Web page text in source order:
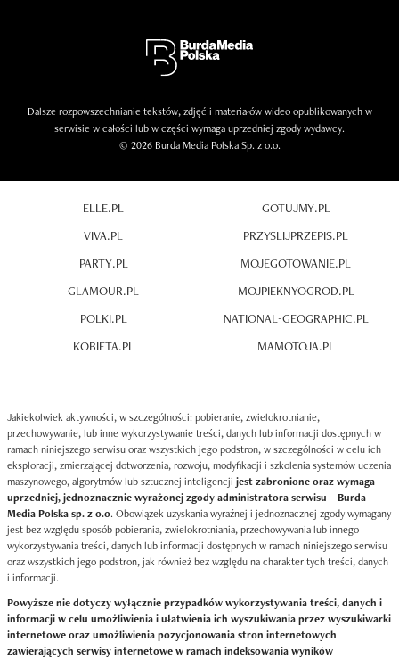
Dalsze rozpowszechnianie tekstów, zdjęć i materiałów wideo opublikowanych w
serwisie w całości lub w części wymaga uprzedniej zgody wydawcy.
© 2026 Burda Media Polska Sp. z o.o.
ELLE.PL
VIVA.PL
PARTY.PL
GLAMOUR.PL
POLKI.PL
KOBIETA.PL
GOTUJMY.PL
PRZYSLIJPRZEPIS.PL
MOJEGOTOWANIE.PL
MOJPIEKNYOGROD.PL
NATIONAL-GEOGRAPHIC.PL
MAMOTOJA.PL
Jakiekolwiek aktywności, w szczególności: pobieranie, zwielokrotnianie,
przechowywanie, lub inne wykorzystywanie treści, danych lub informacji dostępnych w
ramach niniejszego serwisu oraz wszystkich jego podstron, w szczególności w celu ich
eksploracji, zmierzającej dotworzenia, rozwoju, modyfikacji i szkolenia systemów uczenia
maszynowego, algorytmów lub sztucznej inteligencji jest zabronione oraz wymaga
uprzedniej, jednoznacznie wyrażonej zgody administratora serwisu – Burda
Media Polska sp. z o.o. Obowiązek uzyskania wyraźnej i jednoznacznej zgody wymagany
jest bez względu sposób pobierania, zwielokrotniania, przechowywania lub innego
wykorzystywania treści, danych lub informacji dostępnych w ramach niniejszego serwisu
oraz wszystkich jego podstron, jak również bez względu na charakter tych treści, danych
i informacji.
Powyższe nie dotyczy wyłącznie przypadków wykorzystywania treści, danych i
informacji w celu umożliwienia i ułatwienia ich wyszukiwania przez wyszukiwarki
internetowe oraz umożliwienia pozycjonowania stron internetowych
zawierających serwisy internetowe w ramach indeksowania wyników